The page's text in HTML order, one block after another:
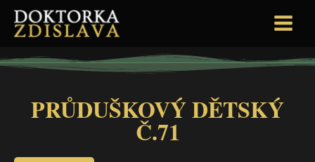
PRŮDUŠKOVÝ DĚTSKÝ
Č.71